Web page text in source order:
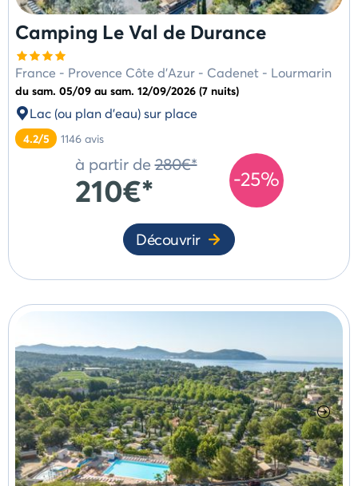
Camping Le Val de Durance
France - Provence Côte d'Azur - Cadenet - Lourmarin
du sam. 05/09 au sam. 12/09/2026 (7 nuits)
Lac (ou plan d'eau) sur place
4.2/5 1146 avis
-25%
à partir de 280€*
210€*
Découvrir